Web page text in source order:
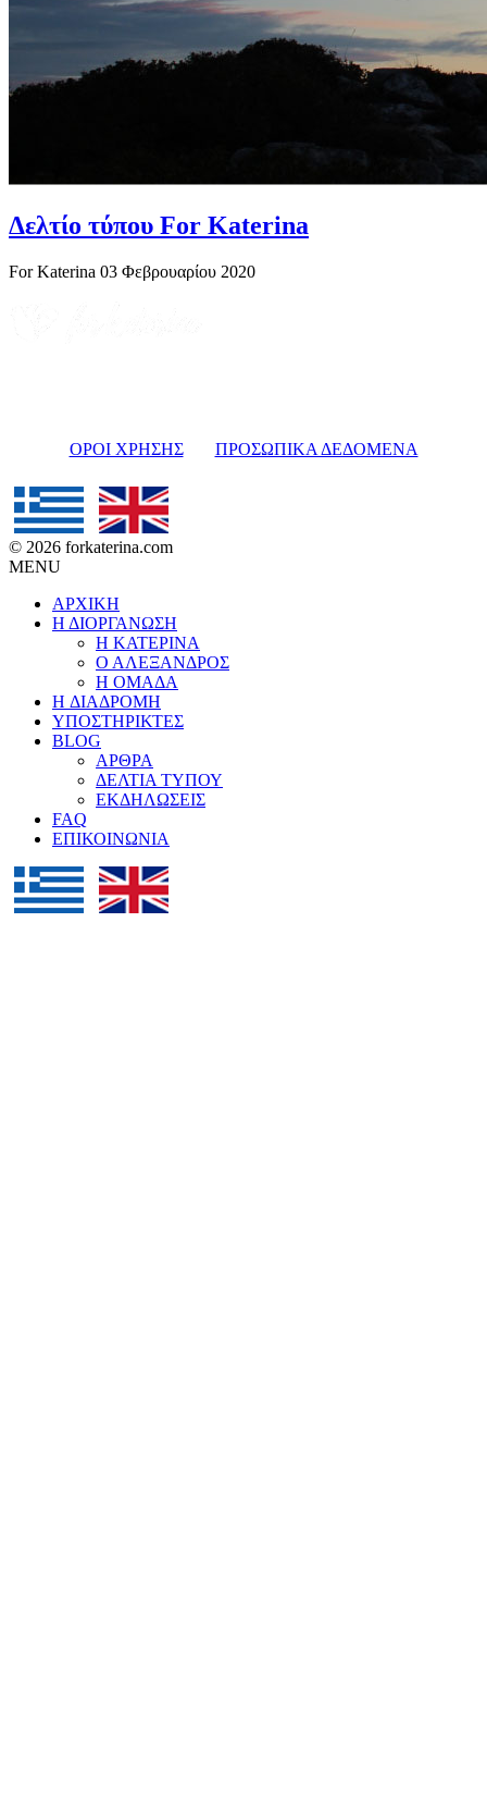
Δελτίο τύπου For Katerina
For Katerina 03 Φεβρουαρίου 2020
ΟΡΟΙ ΧΡΗΣΗΣ ΠΡΟΣΩΠΙΚΑ ΔΕΔΟΜΕΝΑ
© 2026 forkaterina.com
MENU
ΑΡΧΙΚΗ
Η ΔΙΟΡΓΑΝΩΣΗ
Η ΚΑΤΕΡΙΝΑ
Ο ΑΛΕΞΑΝΔΡΟΣ
Η ΟΜΑΔΑ
H ΔΙΑΔΡΟΜΗ
ΥΠΟΣΤΗΡΙΚΤΕΣ
BLOG
ΑΡΘΡΑ
ΔΕΛΤΙΑ ΤΥΠΟΥ
ΕΚΔΗΛΩΣΕΙΣ
FAQ
ΕΠΙΚΟΙΝΩΝΙΑ